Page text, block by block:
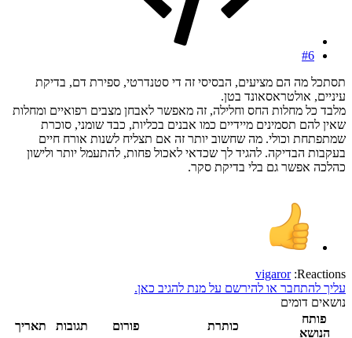
#6
תסתכל מה הם מציעים, הבסיסי זה די סטנדרטי, ספירת דם, בדיקת
עיניים, אולטראסאונד בטן.
מלבד כל מחלות החס וחלילה, זה מאפשר לאבחן מצבים רפואיים ומחלות
שאין להם תסמינים מיידיים כמו אבנים בכליות, כבד שומני, סוכרת
שמתפתחת וכולי. מה שחשוב יותר זה אם תצליח לשנות אורח חיים
בעקבות הבדיקה. להגיד לך שכדאי לאכול פחות, להתעמל יותר ולישון
כהלכה אפשר גם בלי בדיקת סקר.
Reactions:
vigaror
עליך להתחבר או להירשם על מנת להגיב כאן.
נושאים דומים
פותח
הנושא
כותרת פורום תגובות תאריך